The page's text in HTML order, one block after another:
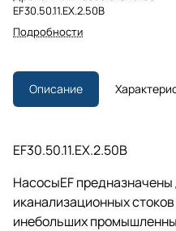
EF30.50.11.EX.2.50B
Подробности
Описание
EF30.50.11.EX.2.50B
НасосыEF
иканализационных
инебольших